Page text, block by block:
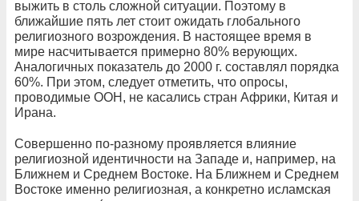
выжить в столь сложной ситуации. Поэтому в
ближайшие пять лет стоит ожидать глобального
религиозного возрождения. В настоящее время в
мире насчитывается примерно 80% верующих.
Аналогичных показатель до 2000 г. составлял порядка
60%. При этом, следует отметить, что опросы,
проводимые ООН, не касались стран Африки, Китая и
Ирана.
Совершенно по-разному проявляется влияние
религиозной идентичности на Западе и, например, на
Ближнем и Среднем Востоке. На Ближнем и Среднем
Востоке именно религиозная, а конкретно исламская